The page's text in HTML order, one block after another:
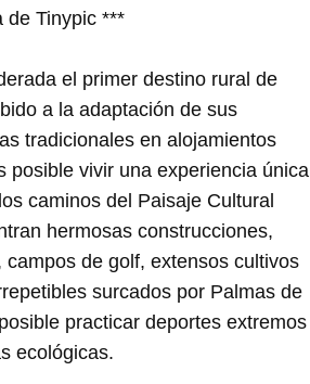
de Tinypic ***
el primer destino rural de
a la adaptación de sus
tradicionales en alojamientos
posible vivir una experiencia única
caminos del Paisaje Cultural
hermosas construcciones,
campos de golf, extensos cultivos
surcados por Palmas de
practicar deportes extremos
ecológicas.